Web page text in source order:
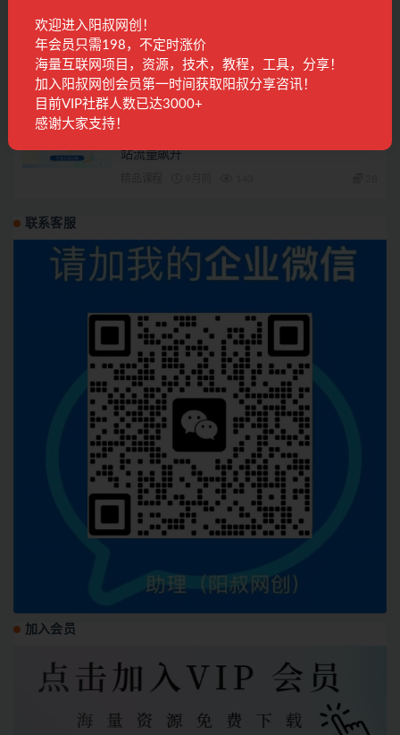
2023千川投放实操高级课程：了解千川投放方
法，拥有专业投放思维
电商运营 4年前 246
站流量飙升
联系客服
加入会员
欢迎进入阳叔网创！
年会员只需198，不定时涨价
海量互联网项目，资源，技术，教程，工具，分享！
加入阳叔网创会员第一时间获取阳叔分享咨讯！
目前VIP社群人数已达3000+
感谢大家支持！